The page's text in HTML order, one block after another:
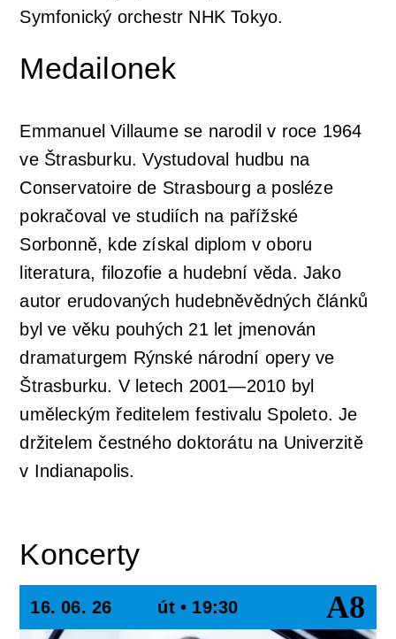
Symfonický orchestr NHK Tokyo.
Medailonek
Emmanuel Villaume se narodil v roce 1964
ve Štrasburku. Vystudoval hudbu na
Conservatoire de Strasbourg a posléze
pokračoval ve studiích na pařížské
Sorbonně, kde získal diplom v oboru
literatura, filozofie a hudební věda. Jako
autor erudovaných hudebněvědných článků
byl ve věku pouhých 21 let jmenován
dramaturgem Rýnské národní opery ve
Štrasburku. V letech 2001—2010 byl
uměleckým ředitelem festivalu Spoleto. Je
držitelem čestného doktorátu na Univerzitě
v Indianapolis.
Koncerty
16. 06. 26 út • 19:30 A8